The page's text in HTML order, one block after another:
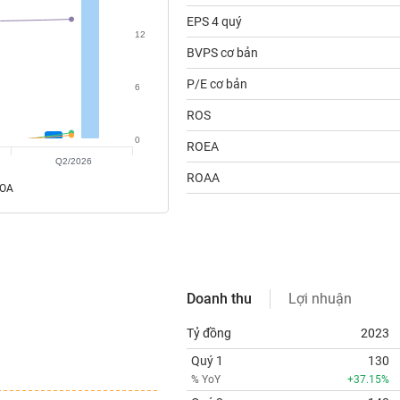
0
6
12
Q2/2026
EPS 4 quý
BVPS cơ bản
P/E cơ bản
ROS
ROEA
ROAA
Doanh thu Lợi nhuận
Tỷ đồng 2023
Quý 1
% YoY
130
+37.15%